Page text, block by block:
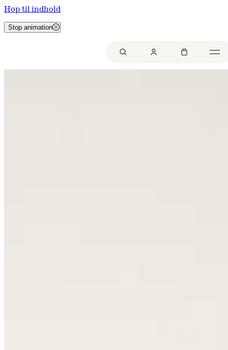
Hop til indhold
Stop animation